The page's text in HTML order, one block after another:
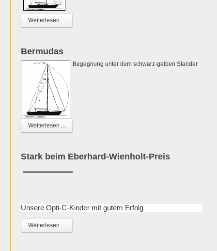
Weiterlesen ...
Bermudas
Begegnung unter dem schwarz-gelben Stander
Weiterlesen ...
Stark beim Eberhard-Wienholt-Preis
Unsere Opti-C-Kinder mit gutem Erfolg
Weiterlesen ...